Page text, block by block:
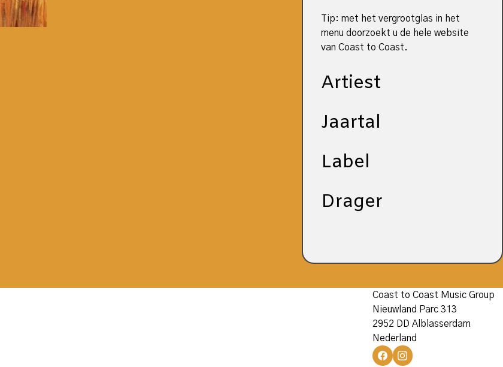
Tip: met het vergrootglas in het
menu doorzoekt u de hele website
van Coast to Coast.
Artiest
Jaartal
Label
Drager
Coast to Coast Music Group
Nieuwland Parc 313
2952 DD Alblasserdam
Nederland